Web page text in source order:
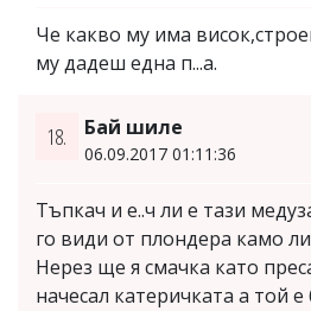
Че какво му има
му дадеш една п...а.
18. Бай шиле
06.09.2017 01:11:36
Тъпкач и е..ч ли е тази
го види от плондера камо
Нерез ще я смачка като
начесал катеричката а той е